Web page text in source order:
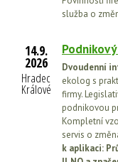
služba o
14.9.
2026
Hradec
Králové
Dvoudenní
ekolog s
firmy.
podnikovou
Kompletní
servis o
k aplikaci: